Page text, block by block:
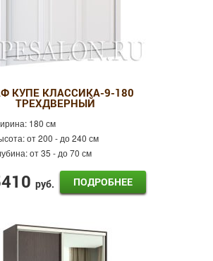
КУПЕ КЛАССИКА-9-180
ТРЕХДВЕРНЫЙ
180 см
от 200 - до 240 см
от 35 - до 70 см
руб. ПОДРОБНЕЕ